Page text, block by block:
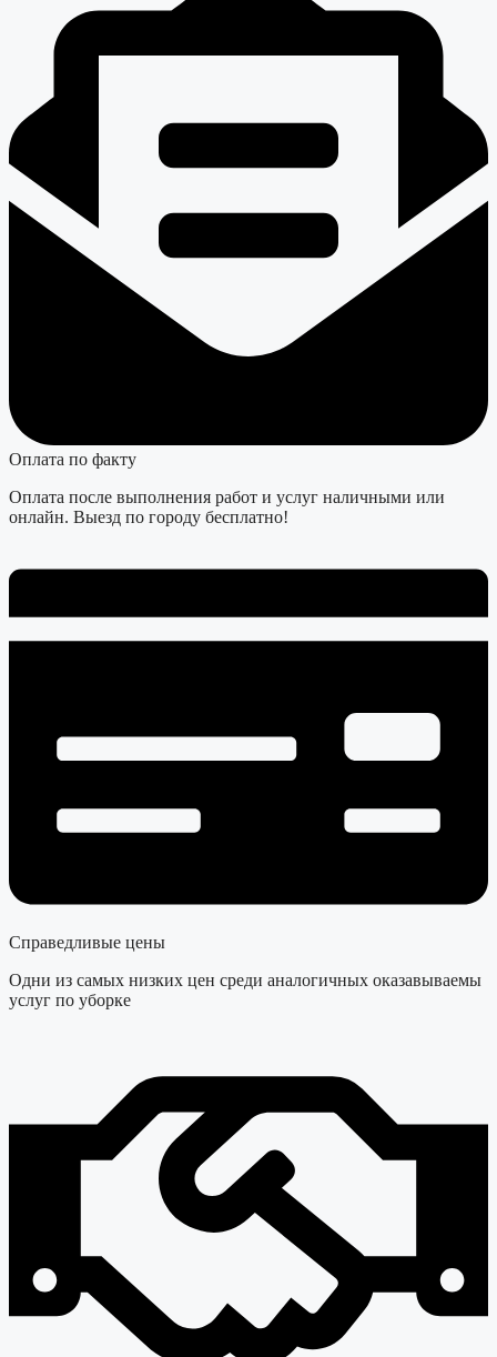
Оплата по факту
Оплата после выполнения работ и услуг наличными или
онлайн. Выезд по городу бесплатно!
Справедливые цены
Одни из самых низких цен среди аналогичных оказавываемы
услуг по уборке